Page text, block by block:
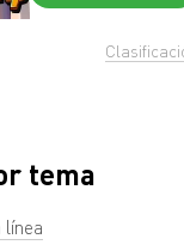
tema
línea